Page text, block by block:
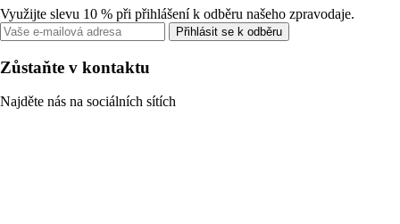
Využijte slevu 10 % při přihlášení k odběru našeho zpravodaje.
Přihlásit se k odběru
Zůstaňte v kontaktu
Najděte nás na sociálních sítích